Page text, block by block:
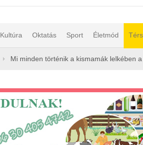
Kultúra Oktatás Sport Életmód
Mi minden történik a kismamák lelkében